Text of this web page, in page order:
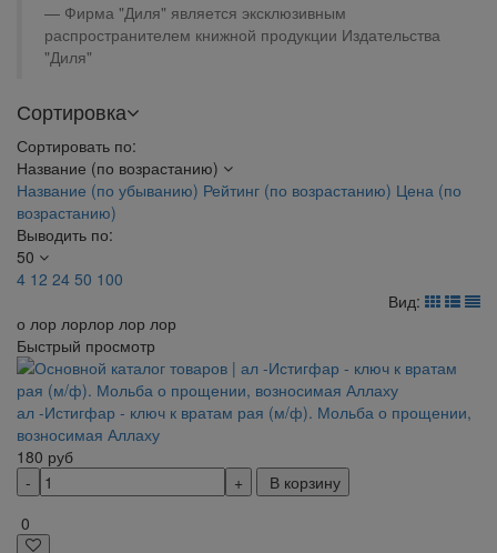
Фирма "Диля" является эксклюзивным
распространителем книжной продукции Издательства
"Диля"
Сортировка
Сортировать по:
Название (по возрастанию)
Название (по убыванию) Рейтинг (по возрастанию) Цена (по
возрастанию)
Выводить по:
50
4 12 24 50 100
Вид:
о лор лорлор лор лор
Быстрый просмотр
ал -Истигфар - ключ к вратам рая (м/ф). Мольба о прощении,
возносимая Аллаху
180 руб
В корзину
0